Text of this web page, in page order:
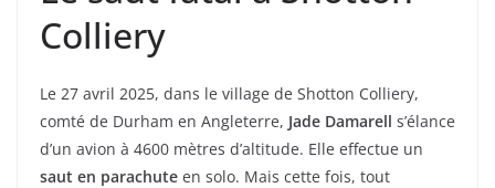
Colliery
Le 27 avril 2025, dans le village de Shotton Colliery,
comté de Durham en Angleterre, Jade Damarell s’élance
d’un avion à 4600 mètres d’altitude. Elle effectue un
saut en parachute en solo. Mais cette fois, tout